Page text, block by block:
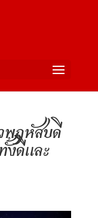
ฤหัสบดี
ดีและ